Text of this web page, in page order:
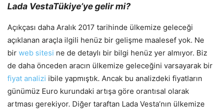
Lada VestaTükiye’ye gelir mi?
Açıkçası daha Aralık 2017 tarihinde ülkemize geleceği
açıklanan araçla ilgili henüz bir gelişme maalesef yok. Ne
bir web sitesi ne de detaylı bir bilgi henüz yer almıyor. Biz
de daha önceden aracın ülkemize geleceğini varsayarak bir
fiyat analizi ibile yapmıştık. Ancak bu analizdeki fiyatların
günümüz Euro kurundaki artışa göre orantısal olarak
artması gerekiyor. Diğer taraftan Lada Vesta’nın ülkemize